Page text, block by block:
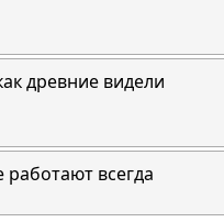
древние видели
всегда